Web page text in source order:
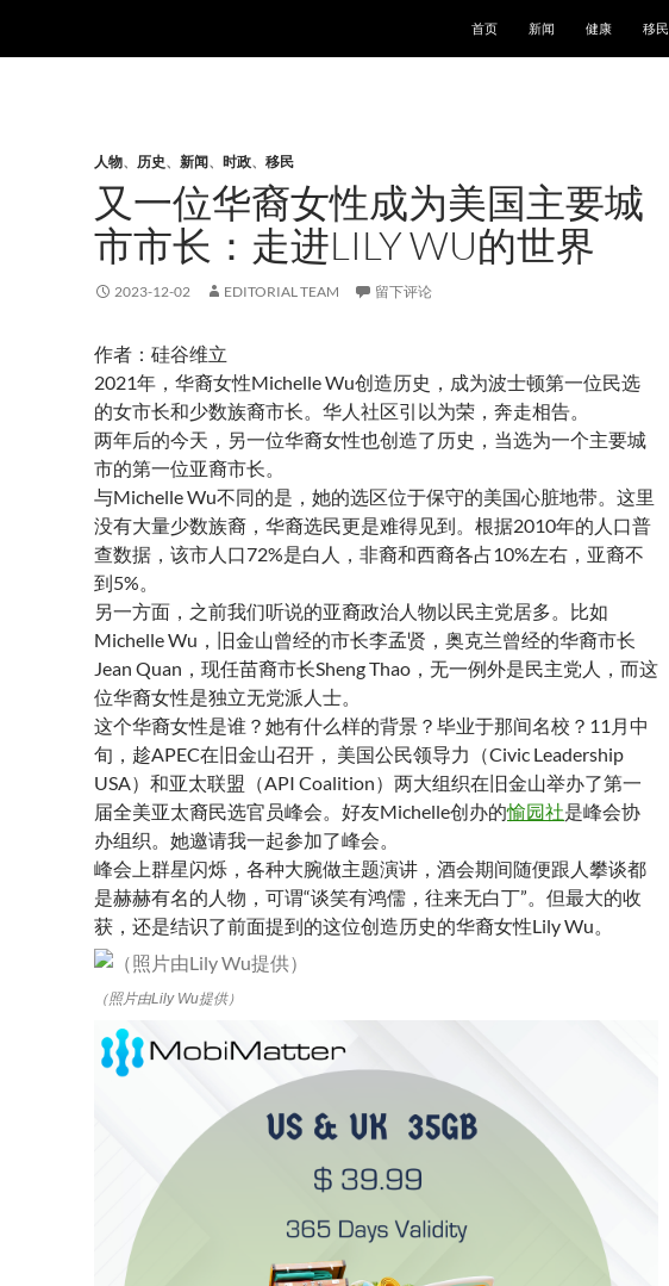
首页
新闻 健康 移民
人物、 历史、 新闻、 时政、 移民
又一位华裔女性成为美国主要城
市市长：走进LILY WU的世界
2023-12-02 EDITORIAL TEAM 留下评论
作者：硅谷维立
2021年，华裔女性Michelle Wu创造历史，成为波士顿第一位民选
的女市长和少数族裔市长。华人社区引以为荣，奔走相告。
两年后的今天，另一位华裔女性也创造了历史，当选为一个主要城
市的第一位亚裔市长。
与Michelle Wu不同的是，她的选区位于保守的美国心脏地带。这里
没有大量少数族裔，华裔选民更是难得见到。根据2010年的人口普
查数据，该市人口72%是白人，非裔和西裔各占10%左右，亚裔不
到5%。
另一方面，之前我们听说的亚裔政治人物以民主党居多。比如
Michelle Wu，旧金山曾经的市长李孟贤，奥克兰曾经的华裔市长
Jean Quan，现任苗裔市长Sheng Thao，无一例外是民主党人，而这
位华裔女性是独立无党派人士。
这个华裔女性是谁？她有什么样的背景？毕业于那间名校？11月中
旬，趁APEC在旧金山召开， 美国公民领导力（Civic Leadership
USA）和亚太联盟（API Coalition）两大组织在旧金山举办了第一
届全美亚太裔民选官员峰会。好友Michelle创办的愉园社是峰会协
办组织。她邀请我一起参加了峰会。
峰会上群星闪烁，各种大腕做主题演讲，酒会期间随便跟人攀谈都
是赫赫有名的人物，可谓“谈笑有鸿儒，往来无白丁”。但最大的收
获，还是结识了前面提到的这位创造历史的华裔女性Lily Wu。
（照片由Lily Wu提供）